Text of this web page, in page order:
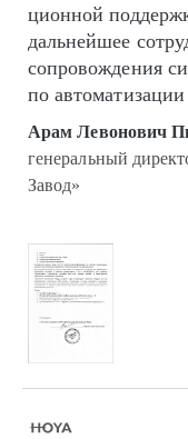
цион­ной
дальнейшее
сопровождения
по
Арам Левонович
генеральный
Завод»